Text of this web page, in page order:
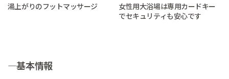
湯上がりのフットマッサージ
女性用大浴場は専用カードキー
でセキュリティも安心です
―基本情報